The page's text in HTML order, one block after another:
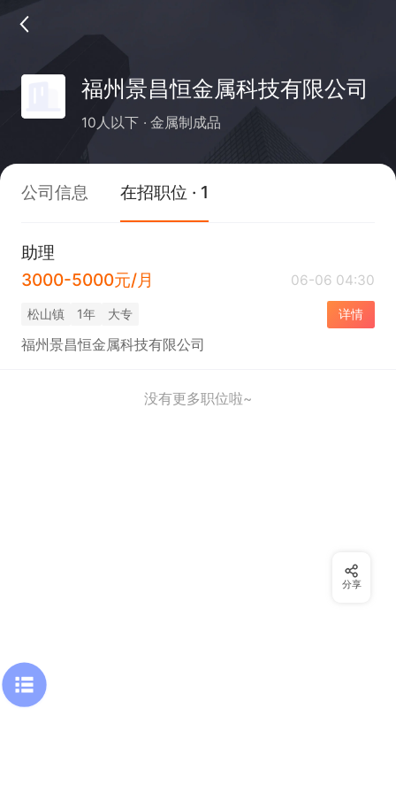
福州景昌恒金属科技有限公司
10人以下 金属制成品
公司信息 在招职位 · 1
助理
3000-5000元/月
06-06 04:30
松山镇 1年 大专 详情
福州景昌恒金属科技有限公司
没有更多职位啦~
分享